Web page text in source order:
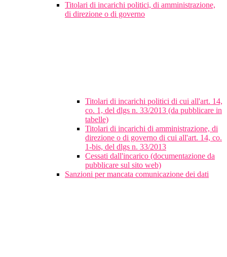
Titolari di incarichi politici, di amministrazione,
di direzione o di governo
Titolari di incarichi politici di cui all'art. 14,
co. 1, del dlgs n. 33/2013 (da pubblicare in
tabelle)
Titolari di incarichi di amministrazione, di
direzione o di governo di cui all'art. 14, co.
1-bis, del dlgs n. 33/2013
Cessati dall'incarico (documentazione da
pubblicare sul sito web)
Sanzioni per mancata comunicazione dei dati